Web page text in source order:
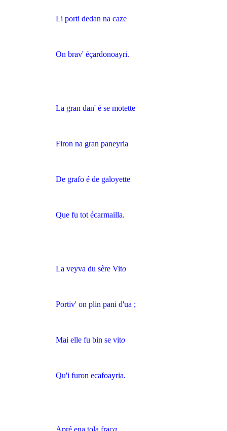
Li porti dedan na caze
On brav' éçardonoayri.
La gran dan' é se motette
Firon na gran paneyria
De grafo é de galoyette
Que fu tot écarmailla.
La veyva du sère Vito
Portiv' on plin pani d'ua ;
Mai elle fu bin se vito
Qu'i furon ecafoayria.
Apré ena tola fraca ,